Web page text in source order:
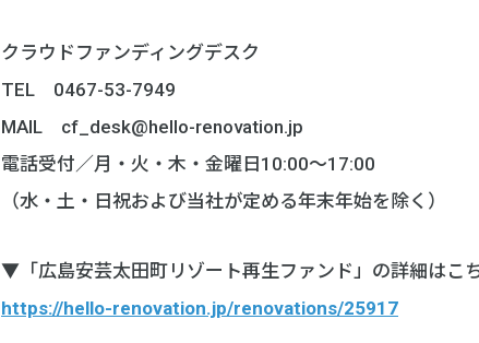
クラウドファンディングデスク
TEL 0467-53-7949
MAIL cf_desk@hello-renovation.jp
電話受付／月・火・木・金曜日10:00～17:00
（水・土・日祝および当社が定める年末年始を除く）
▼「広島安芸太田町リゾート再生ファンド」の詳細はこ
https://hello-renovation.jp/renovations/25917